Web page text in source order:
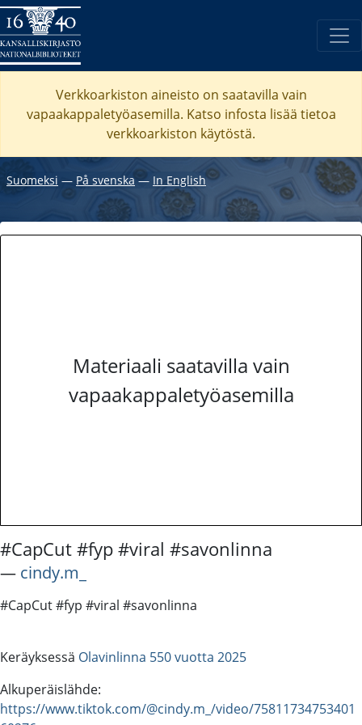
Verkkoarkiston aineisto on saatavilla vain
vapaakappaletyöasemilla. Katso infosta lisää tietoa
verkkoarkiston käytöstä.
Suomeksi ― På svenska― In English
Materiaali saatavilla vain
vapaakappaletyöasemilla
#CapCut #fyp #viral #savonlinna
― cindy.m_
#CapCut #fyp #viral #savonlinna
Keräyksessä Olavinlinna 550 vuotta 2025
Alkuperäislähde:
https://www.tiktok.com/@cindy.m_/video/75811734753401